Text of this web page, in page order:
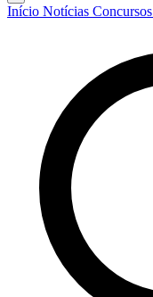
Início Notícias Concursos